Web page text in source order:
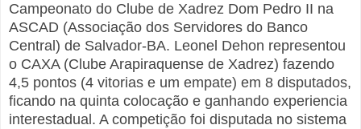
Campeonato do Clube de Xadrez Dom Pedro II na
ASCAD (Associação dos Servidores do Banco
Central) de Salvador-BA. Leonel Dehon representou
o CAXA (Clube Arapiraquense de Xadrez) fazendo
4,5 pontos (4 vitorias e um empate) em 8 disputados,
ficando na quinta colocação e ganhando experiencia
interestadual. A competição foi disputada no sistema